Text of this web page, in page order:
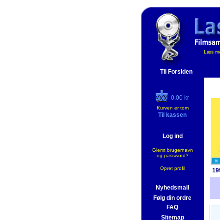
Til Forsiden
Læs
0.00 kr
Kurven er tom
Til kassen
Log ind
Glemt brugernavn
og password?
Opret profil
Nyhedsmail
Følg din ordre
FAQ
Sitemap